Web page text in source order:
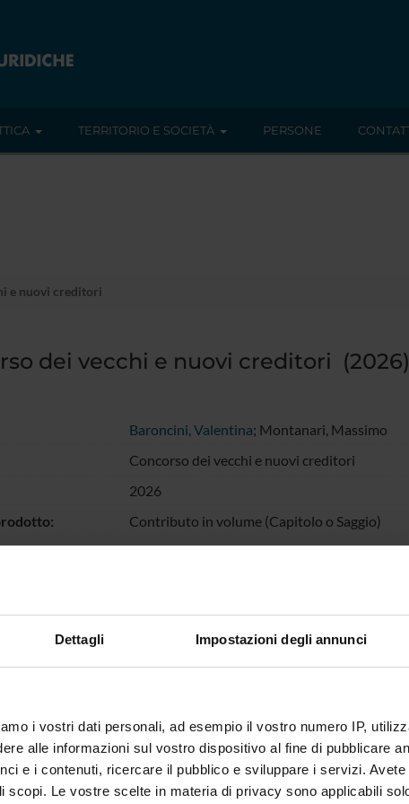
Dettagli Impostazioni degli annunci
i vostri dati personali, ad esempio il vostro numero IP,
alle informazioni sul vostro dispositivo al fine di pubblicare
e i contenuti, ricercare il pubblico e sviluppare i servizi.
scopi. Le vostre scelte in materia di privacy sono applicabili
TERRITORIO E SOCIETÀ PERSONE
e nuovi creditori
dei vecchi e nuovi creditori (2026)
Baroncini, Valentina; Montanari, Massimo
Concorso dei vecchi e nuovi creditori
2026
Contributo in volume (Capitolo o Saggio)
Contributo in volume (Capitolo o Saggio)
Codice della crisi d'impresa e dell'insolvenza
2731-2734
Liquidazione giudiziale, riapertura, creditori
dei
Analisi delle posizioni dei creditori (vecchi e
liquidazione giudiziale
151475
11562/1193467